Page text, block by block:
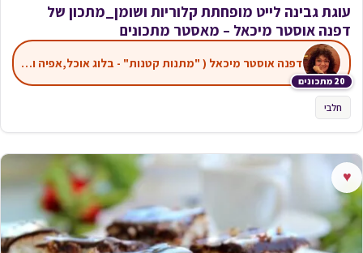
עוגת גבינה לייט מופחתת קלוריות ושומן_מתכון של
דפנה אוסטר מיכאל – מאסטר מתכונים
20 מתכונים
דפנה אוסטר מיכאל ( "מתנות קטנות" - בלוג אוכל,אפיה ועוד)
חלבי
♥